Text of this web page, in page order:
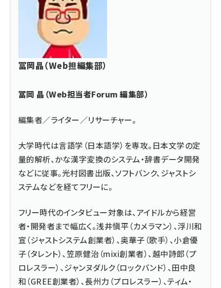
冨岡晶（Web担編集部）
冨岡 晶（Web担当者Forum 編集部）
編集者／ライター／リサーチャー。
大学時代は言語学（日本語学）を専攻。日本文学の定
量的解析、かな漢字変換のシステム・辞書データ開発
などに従事。光村図書出版、ソフトバンク、ジャストシ
ステムなどを経てフリーに。
フリー時代のインタビュー対象は、アイドルから経営
者・開発者まで幅広く。浅井愼平（カメラマン）、浮川和
宣（ジャストシステム創業者）、奥華子（歌手）、小倉優
子（タレント）、笠原健治（mixi創業者）、越中詩郎（プ
ロレスラー）、ジャンヌダルク（ロックバンド）、田中良
和（GREE創業者）、長州力（プロレスラー）、ティム・